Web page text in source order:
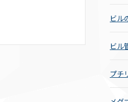
ビル
ビル
プチ